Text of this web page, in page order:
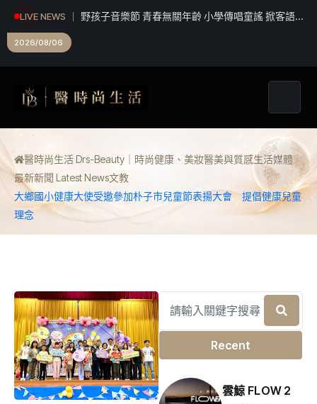
LIVE NEWS
野孩子音樂節 青春無關年齡 小學傳唱童謠 掀客語
2026/08/06
醫時尚生活 Drs-Beauty｜時尚健康、美妝醫美與質感生活媒體
最新新聞 Latest News文教
大鄉國小健康大使受邀參加朴子市兒童節表揚大會 提倡健康兒童
理念
Recent
雲鯨 FLOW 2